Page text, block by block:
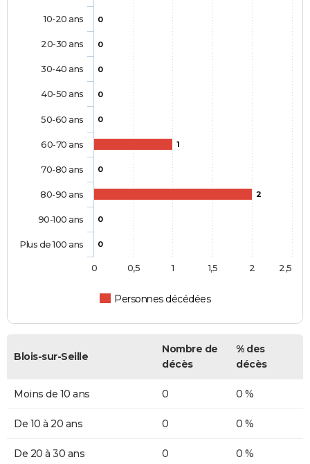
0
0
0
0
0
1
0
2
0
0
Personnes décédées
10-20 ans
20-30 ans
30-40 ans
40-50 ans
50-60 ans
60-70 ans
70-80 ans
80-90 ans
90-100 ans
Plus de 100 ans
0 0,5 1 1,5 2 2,5
Blois-sur-Seille
Nombre de
décès
% des
décès
Moins de 10 ans 0 0 %
De 10 à 20 ans 0 0 %
De 20 à 30 ans 0 0 %